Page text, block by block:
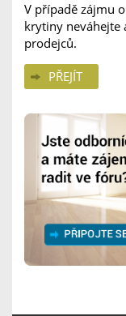
V případě zájmu
krytiny neváhejte
prodejců.
PŘEJÍT